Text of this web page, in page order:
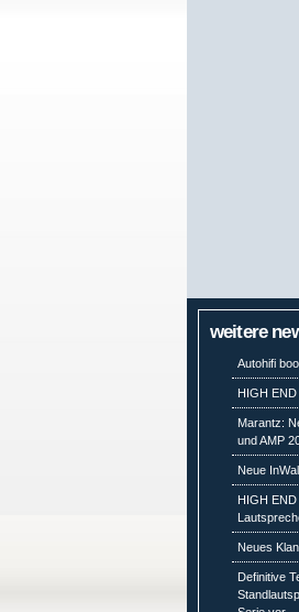
weitere
Autohifi
HIGH
Marantz:
und AMP
Neue
HIGH
Neues
Definitive